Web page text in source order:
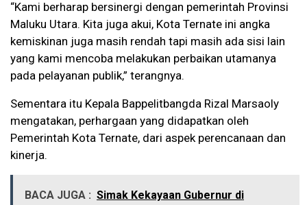
“Kami berharap bersinergi dengan pemerintah Provinsi
Maluku Utara. Kita juga akui, Kota Ternate ini angka
kemiskinan juga masih rendah tapi masih ada sisi lain
yang kami mencoba melakukan perbaikan utamanya
pada pelayanan publik,” terangnya.
Sementara itu Kepala Bappelitbangda Rizal Marsaoly
mengatakan, perhargaan yang didapatkan oleh
Pemerintah Kota Ternate, dari aspek perencanaan dan
kinerja.
BACA JUGA : Simak Kekayaan Gubernur di